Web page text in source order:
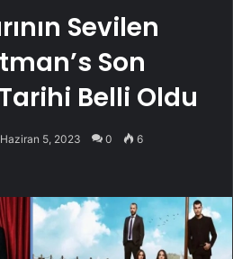
Sevilen
Son
Belli Oldu
Haziran 5, 2023 0 6